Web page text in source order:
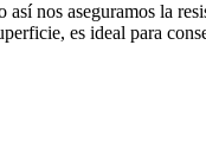
nos aseguramos la
es ideal para